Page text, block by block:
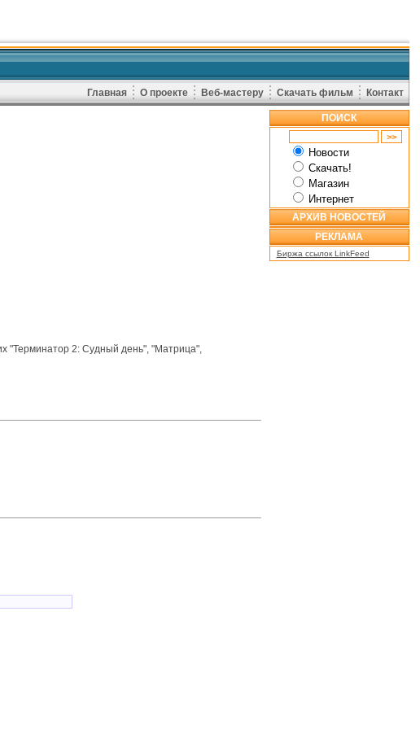
Главная О проекте Веб-мастеру Скачать фильм Контакт
"Терминатор 2: Судный день", "Матрица",
ПОИСК
Новости
Скачать!
Магазин
Интернет
АРХИВ НОВОСТЕЙ
РЕКЛАМА
Биржа ссылок LinkFeed